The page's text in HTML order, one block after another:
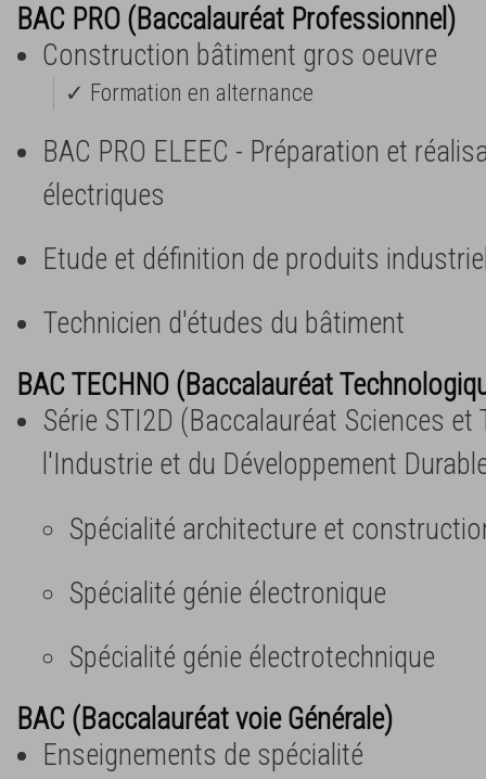
BAC PRO (Baccalauréat Professionnel)
Construction bâtiment gros oeuvre
✓ Formation en alternance
BAC PRO ELEEC - Préparation et
électriques
Etude et définition de produits
Technicien d'études du bâtiment
BAC TECHNO (Baccalauréat
Série STI2D (Baccalauréat Sciences et
l'Industrie et du Développement
Spécialité architecture et
Spécialité génie électronique
Spécialité génie électrotechnique
BAC (Baccalauréat voie Générale)
Enseignements de spécialité